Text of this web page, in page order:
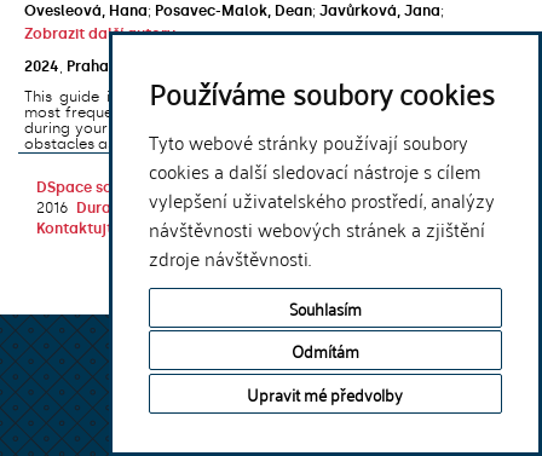
Používáme soubory cookies
Tyto webové stránky používají soubory
cookies a další sledovací nástroje s cílem
vylepšení uživatelského prostředí, analýzy
návštěvnosti webových stránek a zjištění
zdroje návštěvnosti.
Souhlasím
Odmítám
Upravit mé předvolby
Ovesleová, Hana; Posavec-Malok, Dean; Javůrková, Jana;
Zobrazit další autory
2024
Praha
This guide introduces the e-learning support tools that are used
most frequently at Charles University and that you may encounter
during your studies. It will also help you to avoid the most common
obstacles associated ...
DSpace software
2016
DuraSpace
Kontaktujte nás |Vyjádření názoru
Theme by